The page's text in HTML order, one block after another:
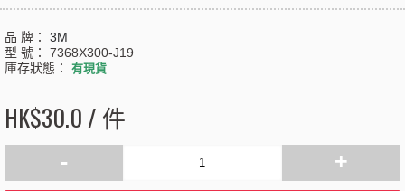
品 牌： 3M
型 號： 7368X300-J19
庫存狀態： 有現貨
HK$30.0 / 件
- +